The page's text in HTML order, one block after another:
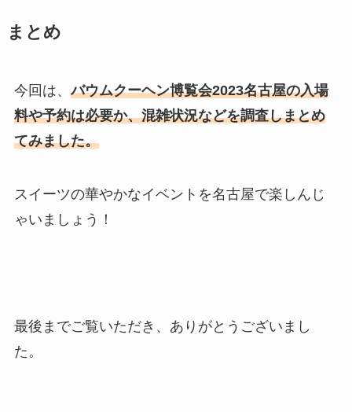
まとめ
今回は、バウムクーヘン博覧会2023名古屋の入場
料や予約は必要か、混雑状況などを調査しまとめ
てみました。
スイーツの華やかなイベントを名古屋で楽しんじ
ゃいましょう！
最後までご覧いただき、ありがとうございまし
た。